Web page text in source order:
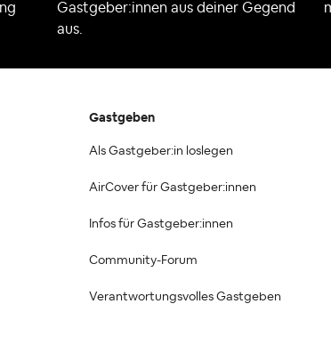
Gastgeber:innen aus deiner Gegend
aus.
Gastgeben
Als Gastgeber:in loslegen
AirCover für Gastgeber:innen
Infos für Gastgeber:innen
Community-Forum
Verantwortungsvolles Gastgeben